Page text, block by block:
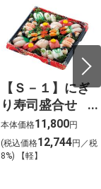
【Ｓ－１】にぎ
り寿司盛合せ
（上）〈４人
前〉
本体価格11,800円
(税込価格12,744円／税
8%) 【軽】